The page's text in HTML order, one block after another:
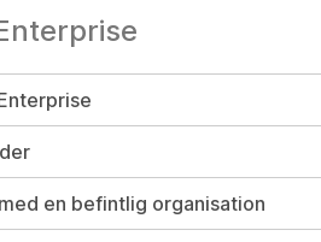
en befintlig organisation